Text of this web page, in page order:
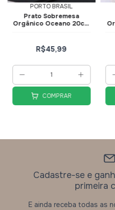
PORTO BRASIL
Prato Sobremesa
Orgânico Oceano 20cm
R$45,99
COMPRAR
Cadastre-se e
primeira
E ainda receba todas as